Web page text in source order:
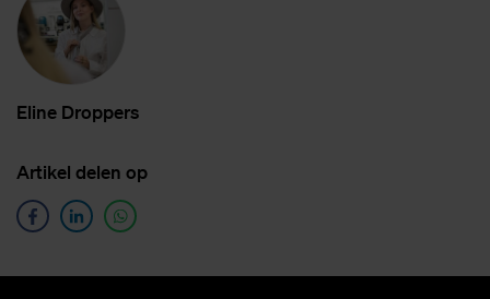
Eli­ne Drop­pers
Ar­ti­kel de­len op